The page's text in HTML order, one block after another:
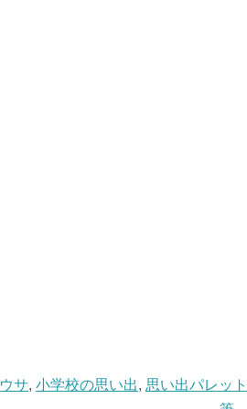
サ, 小学校の思い出, 思い出パレット